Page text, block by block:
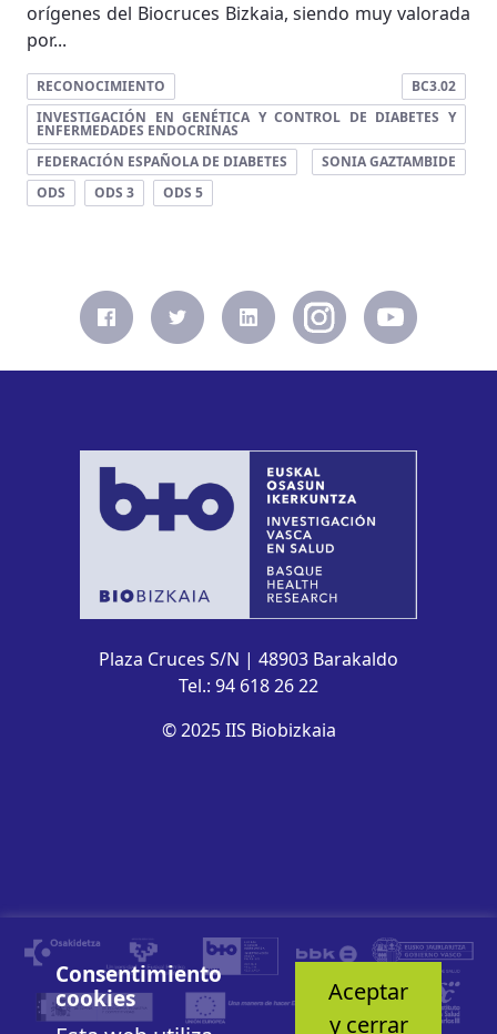
orígenes del Biocruces Bizkaia, siendo muy valorada
por...
RECONOCIMIENTO
BC3.02
INVESTIGACIÓN EN GENÉTICA Y CONTROL DE DIABETES Y
ENFERMEDADES ENDOCRINAS
FEDERACIÓN ESPAÑOLA DE DIABETES
SONIA GAZTAMBIDE
ODS
ODS 3 ODS 5
Plaza Cruces S/N | 48903 Barakaldo
Tel.: 94 618 26 22
© 2025 IIS Biobizkaia
Consentimiento
cookies
Aceptar
y cerrar